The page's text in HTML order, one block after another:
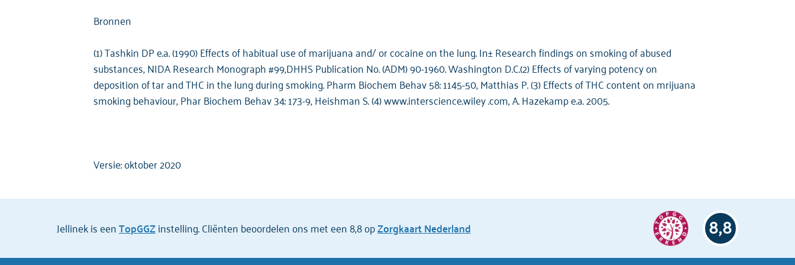
Bronnen
(1) Tashkin DP e.a. (1990) Effects of habitual use of marijuana and/ or cocaine on the lung. In± Research findings on smoking of abused
substances, NIDA Research Monograph #99,DHHS Publication No. (ADM) 90-1960. Washington D.C.(2) Effects of varying potency on
deposition of tar and THC in the lung during smoking. Pharm Biochem Behav 58: 1145-50, Matthias P. (3) Effects of THC content on mrijuana
smoking behaviour, Phar Biochem Behav 34: 173-9, Heishman S. (4) www.interscience.wiley .com, A. Hazekamp e.a. 2005.
Versie: oktober 2020
Jellinek is eenTopGGZinstelling. Cliënten beoordelen ons met een 8,8 opZorgkaart Nederland 8,8